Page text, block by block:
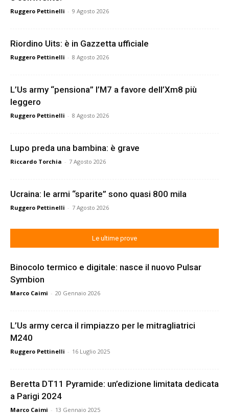
Ruggero Pettinelli - 9 Agosto 2026
Riordino Uits: è in Gazzetta ufficiale
Ruggero Pettinelli - 8 Agosto 2026
L’Us army “pensiona” l’M7 a favore dell’Xm8 più
leggero
Ruggero Pettinelli - 8 Agosto 2026
Lupo preda una bambina: è grave
Riccardo Torchia - 7 Agosto 2026
Ucraina: le armi “sparite” sono quasi 800 mila
Ruggero Pettinelli - 7 Agosto 2026
Le ultime prove
Binocolo termico e digitale: nasce il nuovo Pulsar
Symbion
Marco Caimi - 20 Gennaio 2026
L’Us army cerca il rimpiazzo per le mitragliatrici
M240
Ruggero Pettinelli - 16 Luglio 2025
Beretta DT11 Pyramide: un’edizione limitata dedicata
a Parigi 2024
Marco Caimi - 13 Gennaio 2025